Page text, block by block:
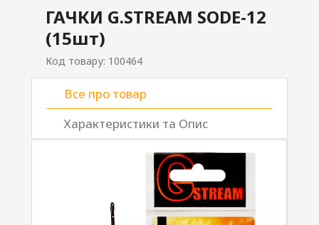
ГАЧКИ G.STREAM SODE-12
(15шт)
Код товару: 100464
Все про товар
Характеристики та Опис